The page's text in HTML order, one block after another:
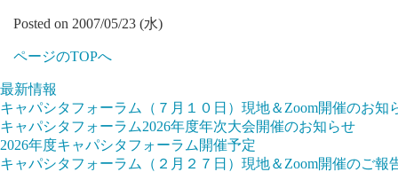
Posted on 2007/05/23 (水)
ページのTOPへ
最新情報
キャパシタフォーラム（７月１０日）現地＆Zoom開催のお知
キャパシタフォーラム2026年度年次大会開催のお知らせ
2026年度キャパシタフォーラム開催予定
キャパシタフォーラム（２月２７日）現地＆Zoom開催のご報